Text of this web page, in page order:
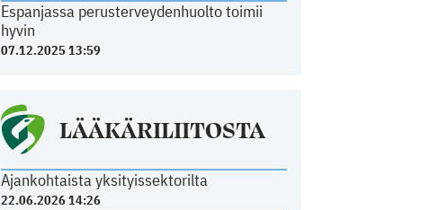
Espanjassa perusterveydenhuolto toimii
hyvin
07.12.2025 13:59
LÄÄKÄRILIITOSTA
Ajankohtaista yksityissektorilta
22.06.2026 14:26